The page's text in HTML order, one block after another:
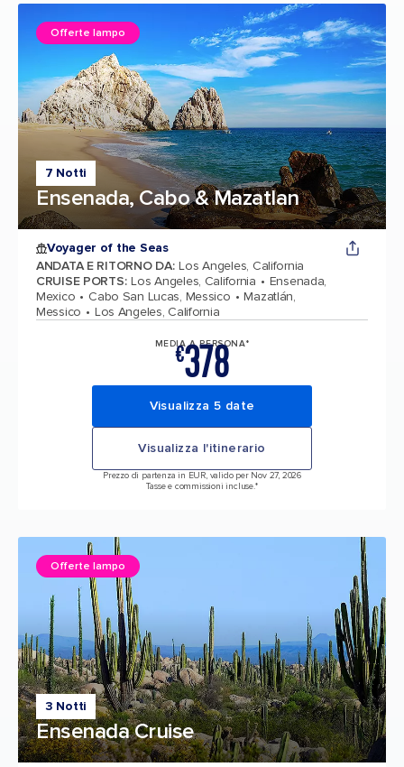
7 Notti
Ensenada, Cabo & Mazatlan
Offerte lampo
Voyager of the Seas
ANDATA E RITORNO DA: Los Angeles, California
CRUISE PORTS: Los Angeles, California
Ensenada,
Mexico
Cabo San Lucas, Messico
Mazatlán,
Messico
Los Angeles, California
MEDIA A PERSONA*
€378
Visualizza 5 date
Visualizza l'itinerario
Prezzo di partenza in EUR, valido per Nov 27, 2026
Tasse e commissioni incluse.*
3 Notti
Ensenada Cruise
Offerte lampo